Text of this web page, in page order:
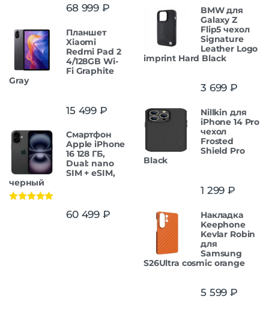
68 999 ₽
Планшет
Xiaomi
Redmi Pad 2
4/128GB Wi-
Fi Graphite
Gray
15 499 ₽
Смартфон
Apple iPhone
16 128 ГБ,
Dual: nano
SIM + eSIM,
черный
60 499 ₽
BMW для
Galaxy Z
Flip5 чехол
Signature
Leather Logo
imprint Hard Black
3 699 ₽
Nillkin для
iPhone 14 Pro
чехол
Frosted
Shield Pro
Black
1 299 ₽
Накладка
Keephone
Kevlar Robin
для
Samsung
S26Ultra cosmic orange
5 599 ₽